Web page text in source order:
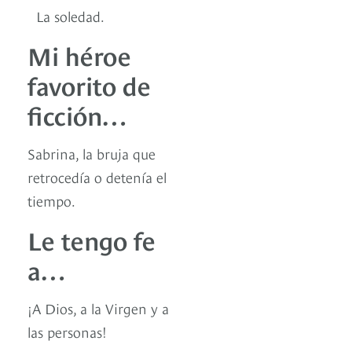
La soledad.
Mi héroe
favorito de
ficción…
Sabrina, la bruja que
retrocedía o detenía el
tiempo.
Le tengo fe
a…
¡A Dios, a la Virgen y a
las personas!